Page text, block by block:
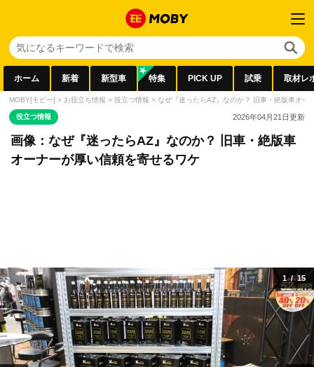
ホーム 新着 新型車 特集 PICK UP 試乗 取材レ
MOBY[モビー] > お役立ち情報 > 役立つ情報 > なぜ『迷ったらAZ』なのか？ 旧車・絶版車オー
役立つ情報 2026年04月21日更新
画像：なぜ『迷ったらAZ』なのか？ 旧車・絶版車
オーナーが厚い信頼を寄せるワケ
1/15